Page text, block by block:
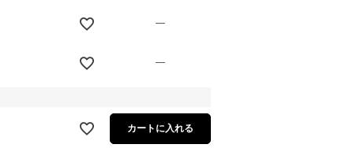
—
—
カートに入れる